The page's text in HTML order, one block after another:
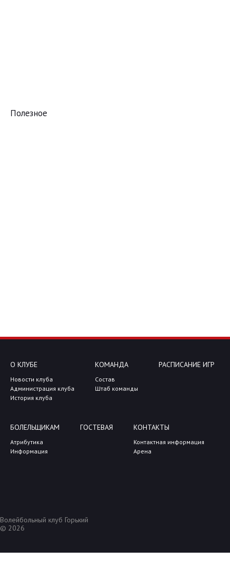
Полезное
О КЛУБЕ
Новости клуба
Администрация клуба
История клуба
КОМАНДА
Состав
Штаб команды
РАСПИСАНИЕ ИГР
БОЛЕЛЬЩИКАМ
Атрибутика
Информация
ГОСТЕВАЯ КОНТАКТЫ
Контактная информация
Арена
Волейбольный клуб Горький
© 2026